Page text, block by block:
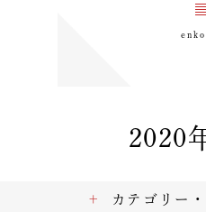
2020
カテゴリー